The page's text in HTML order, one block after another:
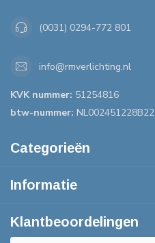
(0031) 0294-772 801
info@rmverlichting.nl
KVK nummer: 51254816
btw-nummer: NL002451228B22
Categorieën
Informatie
Klantbeoordelingen